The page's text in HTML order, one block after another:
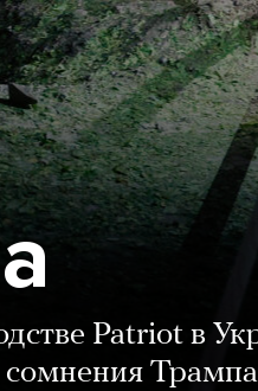
Patriot в
Трампа